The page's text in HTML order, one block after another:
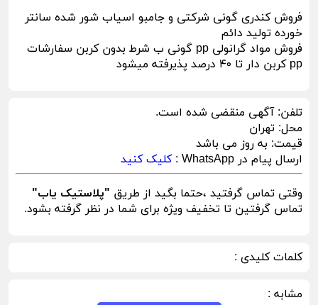
فروش کندری گونی شرکتی و جامبو اسیاب شور شده سانتر
خورده تولید دائم
فروش مواد گرانولی pp گونی ب شرط بدون کربن سفارشات
pp کربن دار تا ۴۰ درصد پذیرفته میشود
تلفن:آگهی منقضی شده است.
محل: تهران
قیمت: به روز می باشد
ارسال پیام در WhatsApp :
کلیک کنید
وقتی تماس گرفتید ،حتما بگید از طریق "پلاستیک یاب"
تماس گرفتین تا تخفیف ویژه برای شما در نظر گرفته بشود.
کلمات کلیدی :
مشابه :